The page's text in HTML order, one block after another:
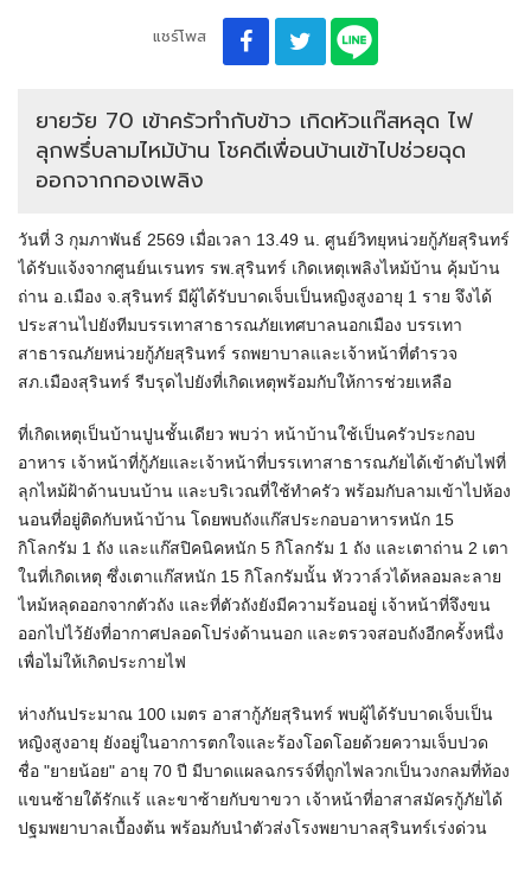
แชร์โพส
ยายวัย 70 เข้าครัวทำกับข้าว เกิดหัวแก๊สหลุด ไฟ
ลุกพรึ่บลามไหม้บ้าน โชคดีเพื่อนบ้านเข้าไปช่วยฉุด
ออกจากกองเพลิง
วันที่ 3 กุมภาพันธ์ 2569 เมื่อเวลา 13.49 น. ศูนย์วิทยุหน่วยกู้ภัยสุรินทร์
ได้รับแจ้งจากศูนย์นเรนทร รพ.สุรินทร์ เกิดเหตุเพลิงไหม้บ้าน คุ้มบ้าน
ถ่าน อ.เมือง จ.สุรินทร์ มีผู้ได้รับบาดเจ็บเป็นหญิงสูงอายุ 1 ราย จึงได้
ประสานไปยังทีมบรรเทาสาธารณภัยเทศบาลนอกเมือง บรรเทา
สาธารณภัยหน่วยกู้ภัยสุรินทร์ รถพยาบาลและเจ้าหน้าที่ตำรวจ
สภ.เมืองสุรินทร์ รีบรุดไปยังที่เกิดเหตุพร้อมกับให้การช่วยเหลือ
ที่เกิดเหตุเป็นบ้านปูนชั้นเดียว พบว่า หน้าบ้านใช้เป็นครัวประกอบ
อาหาร เจ้าหน้าที่กู้ภัยและเจ้าหน้าที่บรรเทาสาธารณภัยได้เข้าดับไฟที่
ลุกไหม้ฝ้าด้านบนบ้าน และบริเวณที่ใช้ทำครัว พร้อมกับลามเข้าไปห้อง
นอนที่อยู่ติดกับหน้าบ้าน โดยพบถังแก๊สประกอบอาหารหนัก 15
กิโลกรัม 1 ถัง และแก๊สปิคนิคหนัก 5 กิโลกรัม 1 ถัง และเตาถ่าน 2 เตา
ในที่เกิดเหตุ ซึ่งเตาแก๊สหนัก 15 กิโลกรัมนั้น หัววาล์วได้หลอมละลาย
ไหม้หลุดออกจากตัวถัง และที่ตัวถังยังมีความร้อนอยู่ เจ้าหน้าที่จึงขน
ออกไปไว้ยังที่อากาศปลอดโปร่งด้านนอก และตรวจสอบถังอีกครั้งหนึ่ง
เพื่อไม่ให้เกิดประกายไฟ
ห่างกันประมาณ 100 เมตร อาสากู้ภัยสุรินทร์ พบผู้ได้รับบาดเจ็บเป็น
หญิงสูงอายุ ยังอยู่ในอาการตกใจและร้องโอดโอยด้วยความเจ็บปวด
ชื่อ "ยายน้อย" อายุ 70 ปี มีบาดแผลฉกรรจ์ที่ถูกไฟลวกเป็นวงกลมที่ท้อง
แขนซ้ายใต้รักแร้ และขาซ้ายกับขาขวา เจ้าหน้าที่อาสาสมัครกู้ภัยได้
ปฐมพยาบาลเบื้องต้น พร้อมกับนำตัวส่งโรงพยาบาลสุรินทร์เร่งด่วน